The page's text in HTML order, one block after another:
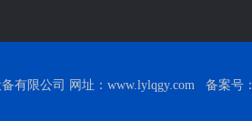
有限公司 网址：www.lylqgy.com 备案号：